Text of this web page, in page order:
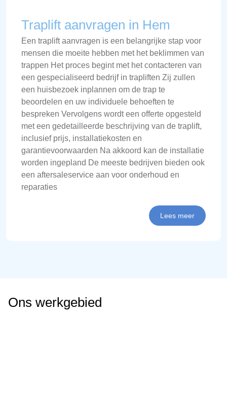
Traplift aanvragen in Hem
Een traplift aanvragen is een belangrijke stap voor
mensen die moeite hebben met het beklimmen van
trappen Het proces begint met het contacteren van
een gespecialiseerd bedrijf in trapliften Zij zullen
een huisbezoek inplannen om de trap te
beoordelen en uw individuele behoeften te
bespreken Vervolgens wordt een offerte opgesteld
met een gedetailleerde beschrijving van de traplift,
inclusief prijs, installatiekosten en
garantievoorwaarden Na akkoord kan de installatie
worden ingepland De meeste bedrijven bieden ook
een aftersaleservice aan voor onderhoud en
reparaties
Lees meer
Ons werkgebied